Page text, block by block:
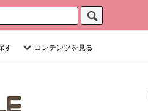
す コンテンツを見る